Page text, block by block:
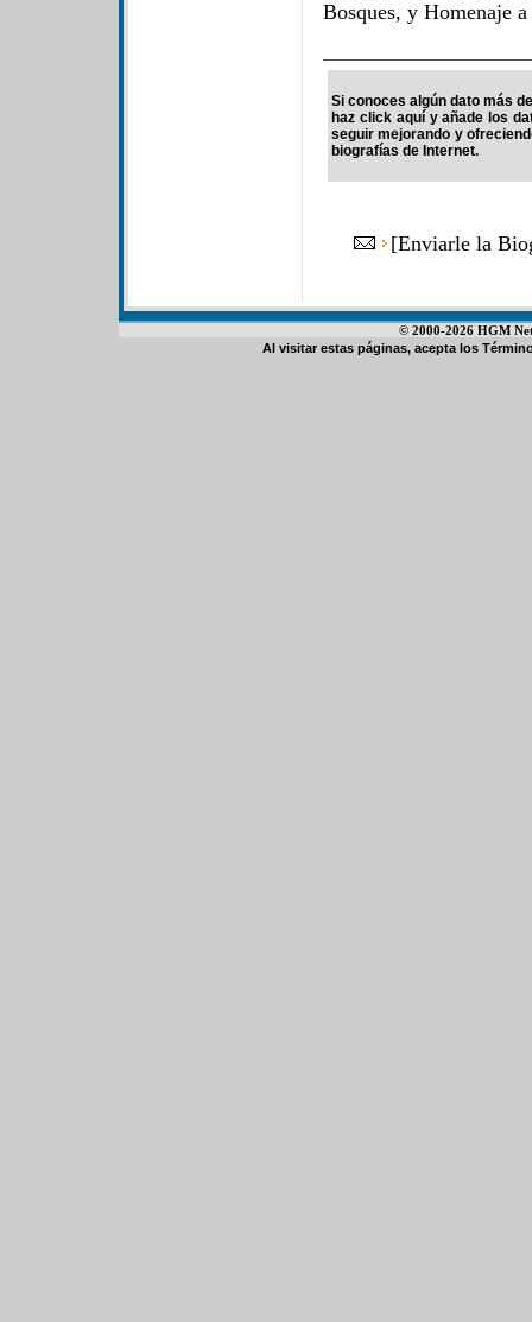
Bosques, y Homenaje
Si conoces algún dato más
haz click aquí y añade los
seguir mejorando y
biografías de Internet.
[Enviarle la
© 2000-2026 HGM
Al visitar estas páginas, acepta los